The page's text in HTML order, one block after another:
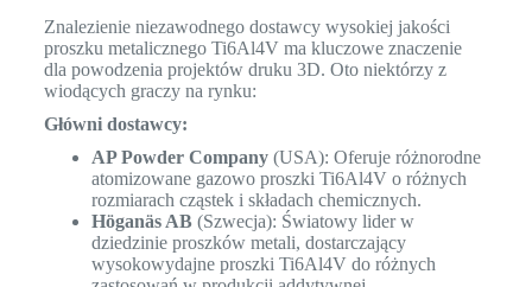
Znalezienie niezawodnego dostawcy wysokiej jakości
proszku metalicznego Ti6Al4V ma kluczowe znaczenie
dla powodzenia projektów druku 3D. Oto niektórzy z
wiodących graczy na rynku:
Główni dostawcy:
AP Powder Company(USA): Oferuje różnorodne
atomizowane gazowo proszki Ti6Al4V o różnych
rozmiarach cząstek i składach chemicznych.
Höganäs AB(Szwecja): Światowy lider w
dziedzinie proszków metali, dostarczający
wysokowydajne proszki Ti6Al4V do różnych